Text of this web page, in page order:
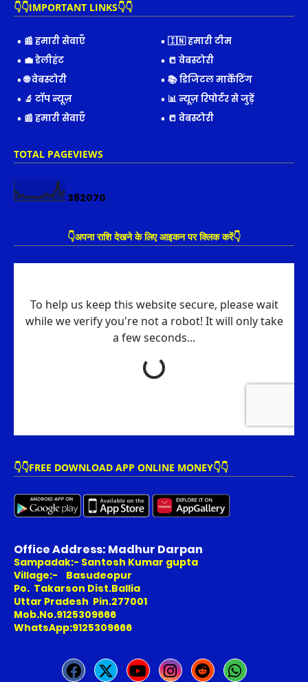
👇👇IMPORTANT LINKS👇👇
📰 हमारी सेवाएँ
🇮🇳 हमारी टीम
💼 डेलीहंट
📒 वेबस्टोरी
🌐 वेबस्टोरी
📚 डिजिटल मार्केटिंग
🔬 टॉप न्यूज़
📊 न्यूज़ रिपोर्टर से जुड़ें
📰 हमारी सेवाएँ
📒 वेबस्टोरी
TOTAL PAGEVIEWS
382070
👇अपना राशि देखने के लिए आइकन पर क्लिक करें👇
👇👇FREE DOWNLOAD APP ONLINE MONEY👇👇
Office Address: Madhur Darpan
Sampadak:- Santosh Kumar gupta
Village:- Basudeopur
Po. Takarson Dist.Ballia
Uttar Pradesh Pin.277001
Mob.No.9125309666
WhatsApp:9125309666